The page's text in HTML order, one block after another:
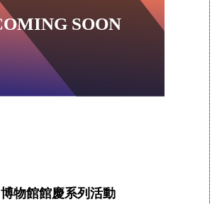
博物館館慶系列活動